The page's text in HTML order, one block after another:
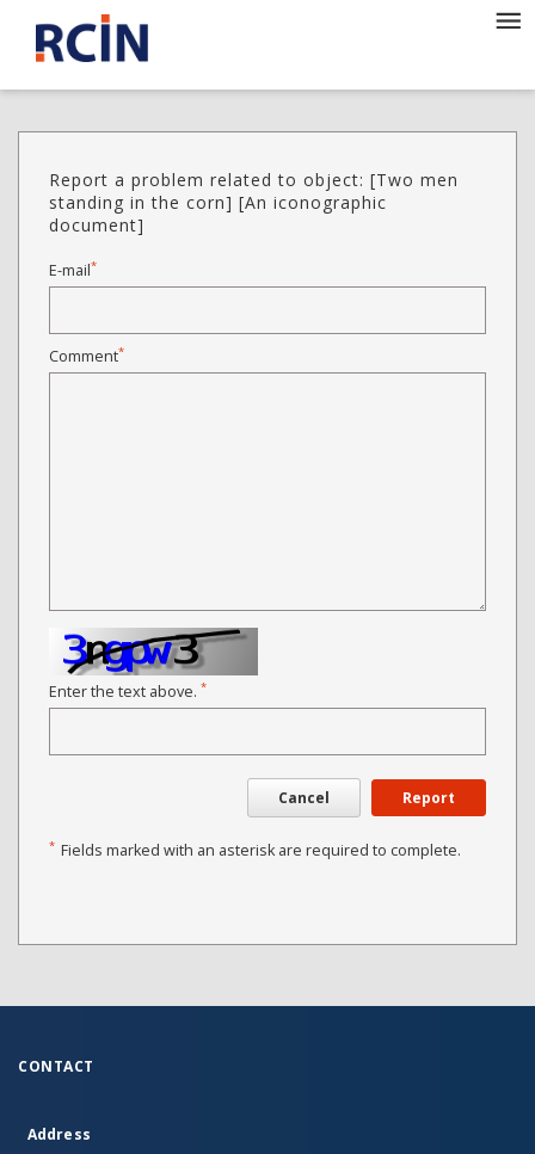
Report a problem related to object: [Two men
standing in the corn] [An iconographic
document]
E-mail*
Comment*
Enter the text above. *
Cancel Report
* Fields marked with an asterisk are required to complete.
CONTACT
Address